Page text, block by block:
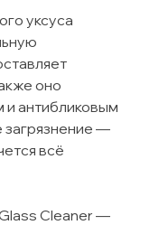
уксуса
оно
антибликовым
—
всё
Cleaner —